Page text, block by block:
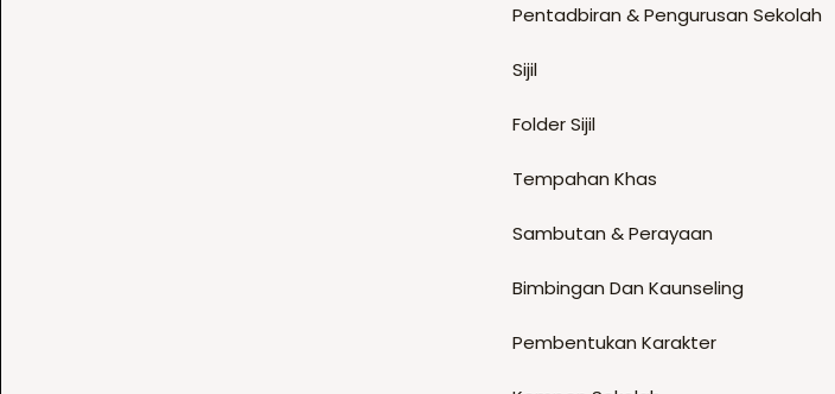
Pentadbiran & Pengurusan Sekolah
Sijil
Folder Sijil
Tempahan Khas
Sambutan & Perayaan
Bimbingan Dan Kaunseling
Pembentukan Karakter